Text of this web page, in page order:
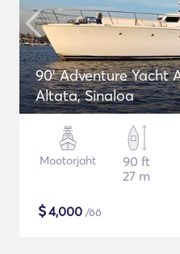
90' Adventure Yacht
Altata, Sinaloa
Mootorjaht
90 ft
27 m
$4,000 /öö